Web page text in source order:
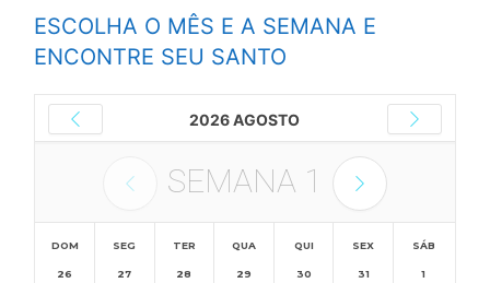
ESCOLHA O MÊS E A SEMANA E
ENCONTRE SEU SANTO
2026 AGOSTO
SEMANA 1
DOM
26
SEG
27
TER
28
QUA
29
QUI
30
SEX
31
SÁB
1